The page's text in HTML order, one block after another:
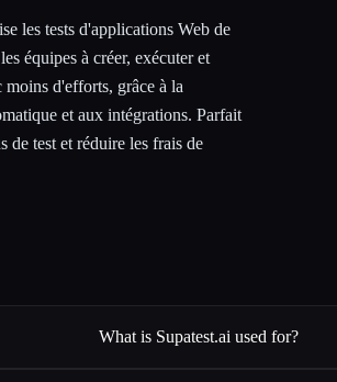
les tests d'applications Web de
équipes à créer, exécuter et
moins d'efforts, grâce à la
et aux intégrations. Parfait
de test et réduire les frais de
What is Supatest.ai used for?